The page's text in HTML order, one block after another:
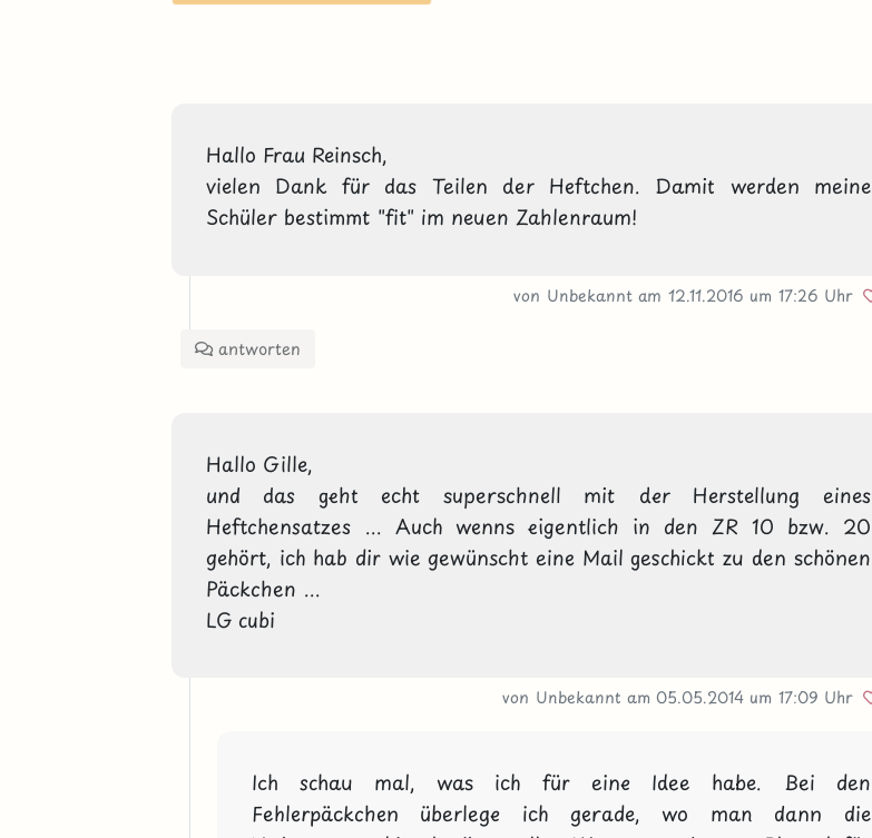
Hallo Frau Reinsch,
vielen Dank für das Teilen der Heftchen. Damit werden meine
Schüler bestimmt "fit" im neuen Zahlenraum!
von Unbekanntam 12.11.2016 um 17:26 Uhr
antworten
Hallo Gille,
und das geht echt superschnell mit der Herstellung eines
Heftchensatzes ... Auch wenns eigentlich in den ZR 10 bzw. 20
gehört, ich hab dir wie gewünscht eine Mail geschickt zu den schönen
Päckchen ...
LG cubi
von Unbekanntam 05.05.2014 um 17:09 Uhr
Ich schau mal, was ich für eine Idee habe. Bei den
Fehlerpäckchen überlege ich gerade, wo man dann die